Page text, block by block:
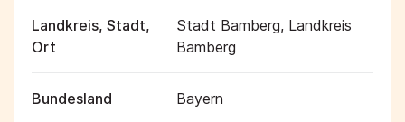
Landkreis, Stadt,
Ort
Stadt Bamberg, Landkreis
Bamberg
Bundesland Bayern